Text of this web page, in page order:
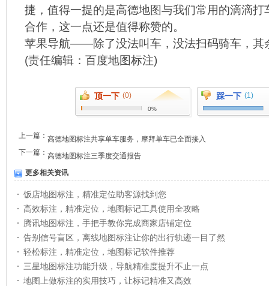
捷，值得一提的是高德地图与我们常用的滴滴打
合作，这一点还是值得称赞的。
苹果导航——除了没法叫车，没法扫码骑车，其
(责任编辑： 百度地图标注)
顶一下 (0)
0%
踩一下 (1)
上一篇： 高德地图标注共享单车服务，摩拜单车已全面接入
下一篇： 高德地图标注三季度交通报告
更多相关资讯
饭店地图标注，精准定位助客源找到您
高效标注，精准定位，地图标记工具使用全攻略
腾讯地图标注，手把手教你完成商家店铺定位
告别信号盲区，离线地图标注让你的出行轨迹一目了然
轻松标注，精准定位，地图标记软件推荐
三星地图标注功能升级，导航精准度提升不止一点
地图上做标注的实用技巧，让标记精准又高效